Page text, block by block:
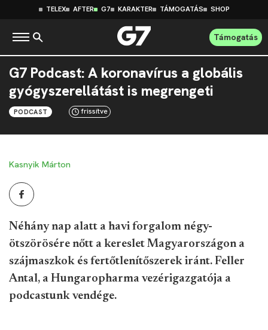
TELEX AFTER G7 KARAKTER TÁMOGATÁS SHOP
Támogatás
G7 Podcast: A koronavírus a globális
gyógyszerellátást is megrengeti
PODCAST frissítve
Kasnyik Márton
Néhány nap alatt a havi forgalom négy-
ötszörösére nőtt a kereslet Magyarországon a
szájmaszkok és fertőtlenítőszerek iránt. Feller
Antal, a Hungaropharma vezérigazgatója a
podcastunk vendége.